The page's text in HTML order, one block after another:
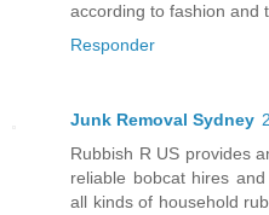
according to fashion and
Responder
Junk Removal Sydney
Rubbish R US provides
reliable bobcat hires and
all kinds of household